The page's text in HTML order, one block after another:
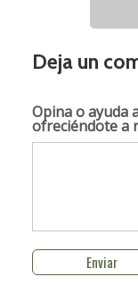
Deja un
Opina o ayuda
ofreciéndote a